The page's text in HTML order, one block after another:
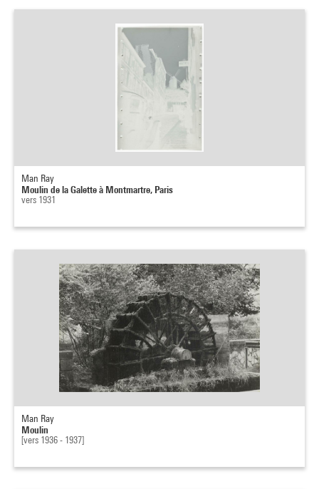
Man Ray
Moulin de la Galette à Montmartre, Paris
vers 1931
Man Ray
Moulin
[vers 1936 - 1937]